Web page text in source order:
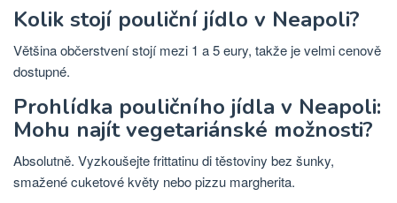
Kolik stojí pouliční jídlo v Neapoli?
Většina občerstvení stojí mezi 1 a 5 eury, takže je velmi cenově
dostupné.
Prohlídka pouličního jídla v Neapoli:
Mohu najít vegetariánské možnosti?
Absolutně. Vyzkoušejte frittatinu di těstoviny bez šunky,
smažené cuketové květy nebo pizzu margherita.